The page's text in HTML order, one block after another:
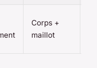
Corps +
maillot